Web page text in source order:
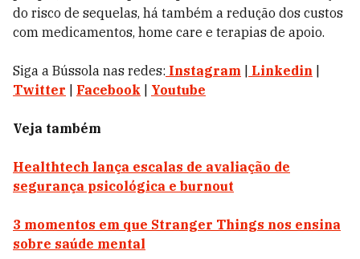
do risco de sequelas, há também a redução dos custos
com medicamentos, home care e terapias de apoio.
Siga a Bússola nas redes: Instagram Linkedin
Twitter
Facebook Youtube
Veja também
Healthtech lança escalas de avaliação de
segurança psicológica e burnout
3 momentos em que Stranger Things nos ensina
sobre saúde mental